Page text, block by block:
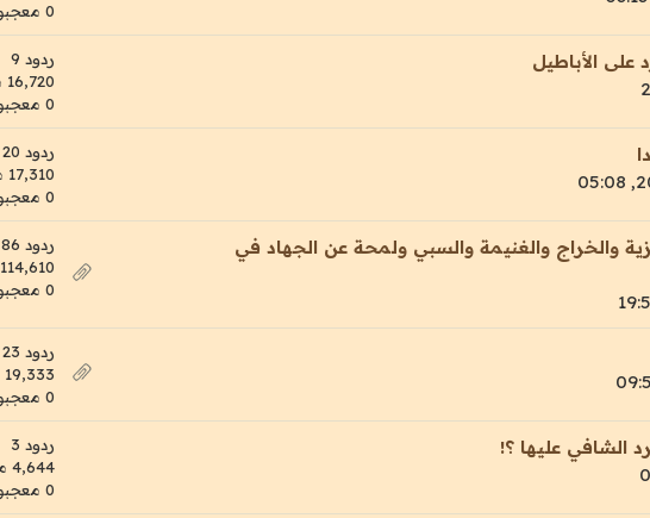
0 معجبون
الأباطيل
ردود 9
16,720 مشاهدات
0 معجبون
ردود 20
17,310 مشاهدات
0 معجبون
والخراج والغنيمة والسبي ولمحة عن الجهاد في
ردود 86
114,610 مشاهدات
0 معجبون
ردود 23
19,333 مشاهدات
0 معجبون
الشافي عليها ؟!
ردود 3
4,644 مشاهدات
0 معجبون